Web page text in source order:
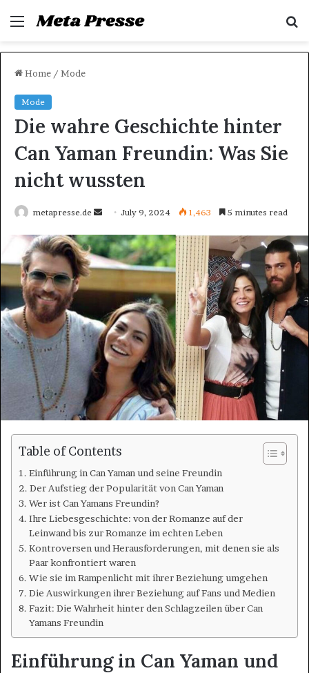
Menu
Home / Mode
Mode
Die wahre Geschichte hinter
Can Yaman Freundin: Was Sie
nicht wussten
metapresse.de
Send
email
July 9, 2024 1,463 5 minutes read
Table of Contents
Einführung in Can Yaman und seine Freundin
Der Aufstieg der Popularität von Can Yaman
Wer ist Can Yamans Freundin?
Ihre Liebesgeschichte: von der Romanze auf der
Leinwand bis zur Romanze im echten Leben
Kontroversen und Herausforderungen, mit denen sie als
Paar konfrontiert waren
Wie sie im Rampenlicht mit ihrer Beziehung umgehen
Die Auswirkungen ihrer Beziehung auf Fans und Medien
Fazit: Die Wahrheit hinter den Schlagzeilen über Can
Yamans Freundin
Einführung in Can Yaman und